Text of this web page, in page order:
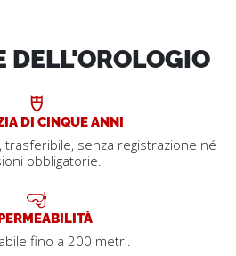
DELL'OROLOGIO
DI CINQUE ANNI
trasferibile, senza registrazione né
obbligatorie.
fino a 200 metri.